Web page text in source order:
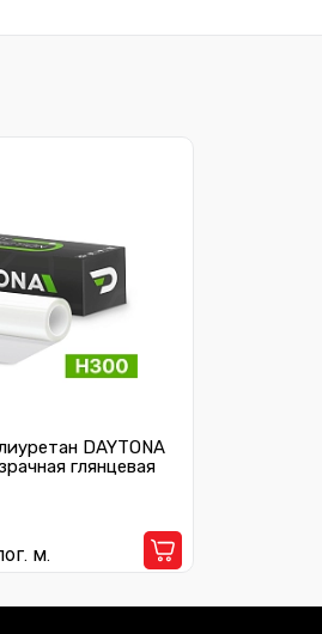
DAYTONA
глянцевая
м.